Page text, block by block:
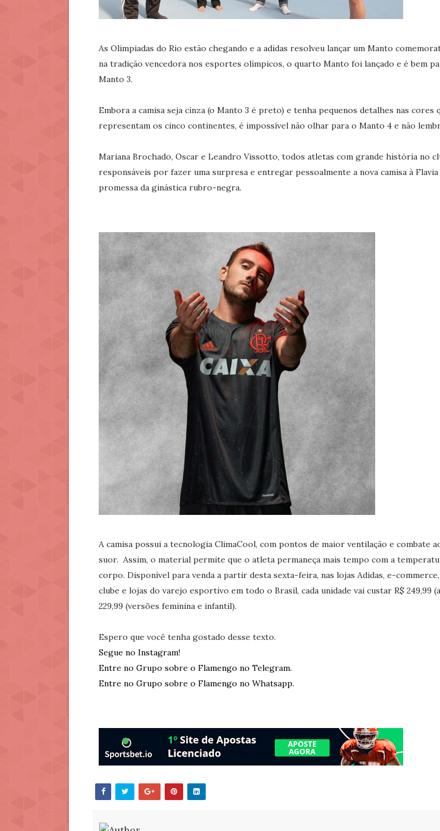
As Olimpiadas do Rio estão chegando e a adidas resolveu lançar um Manto
na tradição vencedora nos esportes olímpicos, o quarto Manto foi lançado e é bem
Manto 3.
Embora a camisa seja cinza (o Manto 3 é preto) e tenha pequenos detalhes nas cores
representam os cinco continentes, é impossível não olhar para o Manto 4 e não
Mariana Brochado, Oscar e Leandro Vissotto, todos atletas com grande história no
responsáveis por fazer uma surpresa e entregar pessoalmente a nova camisa à Flavia
promessa da ginástica rubro-negra.
A camisa possui a tecnologia ClimaCool, com pontos de maior ventilação e combate
suor. Assim, o material permite que o atleta permaneça mais tempo com a
corpo. Disponível para venda a partir desta sexta-feira, nas lojas Adidas, e-commerce,
clube e lojas do varejo esportivo em todo o Brasil, cada unidade vai custar R$ 249,99
229,99 (versões feminina e infantil).
Espero que você tenha gostado desse texto.
Segue no Instagram!
Entre no Grupo sobre o Flamengo no Telegram.
Entre no Grupo sobre o Flamengo no Whatsapp.